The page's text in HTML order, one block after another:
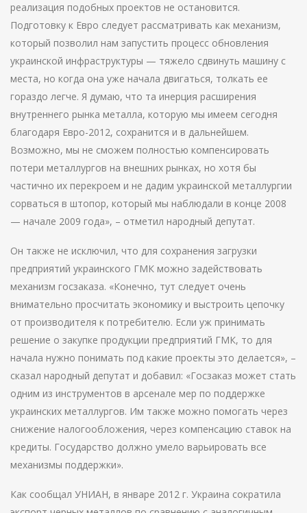
реализация подобных проектов не остановится.
Подготовку к Евро следует рассматривать как механизм,
который позволил нам запустить процесс обновления
украинской инфраструктуры — тяжело сдвинуть машину с
места, но когда она уже начала двигаться, толкать ее
гораздо легче. Я думаю, что та инерция расширения
внутреннего рынка металла, которую мы имеем сегодня
благодаря Евро-2012, сохранится и в дальнейшем.
Возможно, мы не сможем полностью компенсировать
потери металлургов на внешних рынках, но хотя бы
частично их перекроем и не дадим украинской металлургии
сорваться в штопор, который мы наблюдали в конце 2008
— начале 2009 года», – отметил народный депутат.
Он также не исключил, что для сохранения загрузки
предприятий украинского ГМК можно задействовать
механизм госзаказа. «Конечно, тут следует очень
внимательно просчитать экономику и выстроить цепочку
от производителя к потребителю. Если уж принимать
решение о закупке продукции предприятий ГМК, то для
начала нужно понимать под какие проекты это делается», –
сказал народный депутат и добавил: «Госзаказ может стать
одним из инструментов в арсенале мер по поддержке
украинских металлургов. Им также можно помогать через
снижение налогообложения, через компенсацию ставок на
кредиты. Государство должно умело варьировать все
механизмы поддержки».
Как сообщал УНИАН, в январе 2012 г. Украина сократила